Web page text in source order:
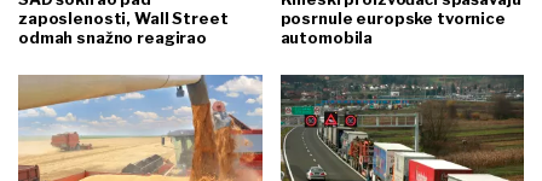
zaposlenosti, Wall Street
odmah snažno reagirao
posrnule europske tvornice
automobila